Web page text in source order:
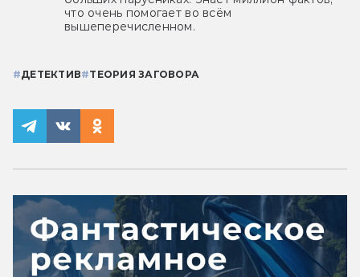
что очень помогает во всём
вышеперечисленном.
#ДЕТЕКТИВ#ТЕОРИЯ ЗАГОВОРА